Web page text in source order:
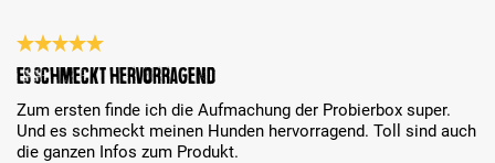
Recenze s hodnocením 5 z 5 hvězd
Es schmeckt hervorragend
Zum ersten finde ich die Aufmachung der Probierbox super.
Und es schmeckt meinen Hunden hervorragend. Toll sind auch
die ganzen Infos zum Produkt.